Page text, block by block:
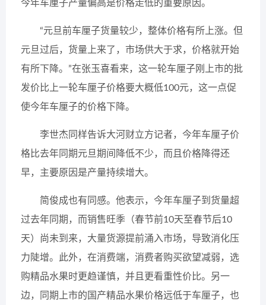
今年车厘子产量偏高是价格走低的重要原因。
“元旦前车厘子货量较少，整体价格有所上涨。但
元旦过后，货量上来了，市场供大于求，价格就开始
有所下降。”在张玉喜看来，这一轮车厘子刚上市的批
发价比上一轮车厘子价格要大概低100元，这一点促
使今年车厘子的价格下降。
李世杰同样告诉大河财立方记者，今年车厘子价
格比去年同期元旦期间降低不少，而且价格降得还
早，主要原因是产量持续增大。
简俊成也有同感。他表示，今年车厘子到货量超
过去年同期，而销售旺季（春节前10天至春节后10
天）尚未到来，大量货源提前涌入市场，导致消化压
力陡增。此外，在消费端，消费者购买欲望减弱，选
购精品水果时更趋谨慎，并且更看重性价比。另一
边，同期上市的国产精品水果价格远低于车厘子，也